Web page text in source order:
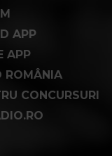
APP
APP
ROMÂNIA
CONCURSURI